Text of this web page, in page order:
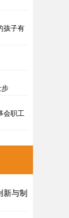
孩子有
会职工
新与制